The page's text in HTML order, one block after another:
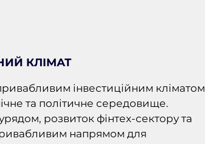
КЛІМАТ
інвестиційним кліматом
та політичне середовище.
розвиток фінтех-сектору та
привабливим напрямом для